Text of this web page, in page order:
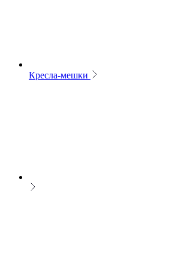
Кресла-мешки